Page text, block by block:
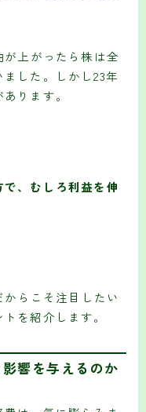
上がったら株は全
した。しかし23年
ります。
、むしろ利益を伸
らこそ注目したい
を紹介します。
響を与えるのか